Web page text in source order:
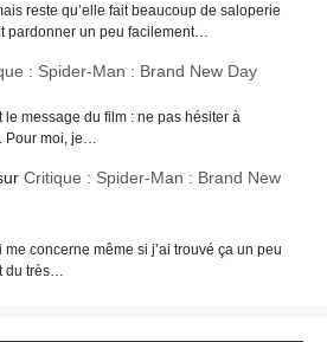
reste qu’elle fait beaucoup de saloperie
pardonner un peu facilement…
: Spider-Man : Brand New Day
le message du film : ne pas hésiter à
Pour moi, je…
Critique : Spider-Man : Brand New
concerne même si j’ai trouvé ça un peu
du très…